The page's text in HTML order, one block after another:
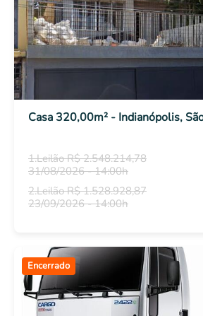
Casa 320,00m² - Indianópolis,
1.Leilão R$ 2.548.214,78
31/08/2026 - 14:00h
2.Leilão R$ 1.528.928,87
23/09/2026 - 14:00h
Encerrado